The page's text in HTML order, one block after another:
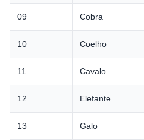
09 Cobra
10 Coelho
11 Cavalo
12 Elefante
13 Galo